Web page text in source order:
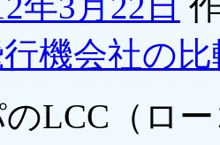
機会社の
LCC（ロ